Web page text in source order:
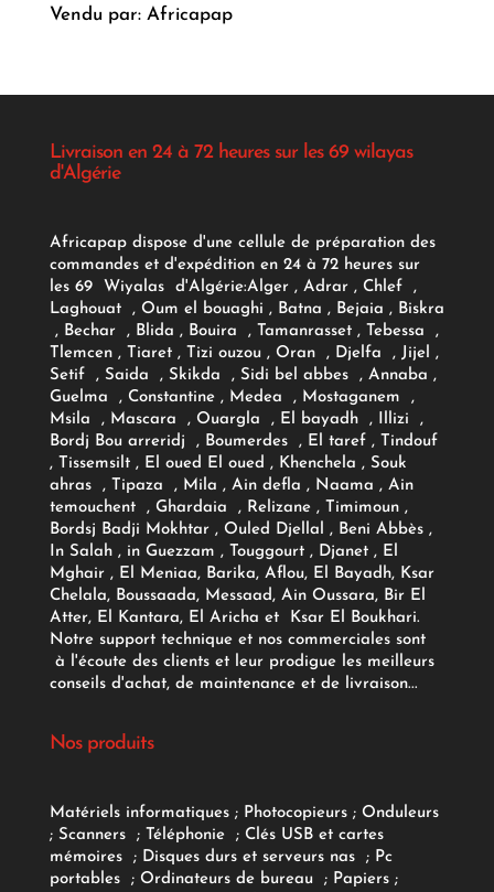
Vendu par: Africapap
Livraison en 24 à 72 heures sur les 69 wilayas
d'Algérie
Africapap dispose d'une cellule de préparation des
commandes et d'expédition en 24 à 72 heures sur
les 69 Wiyalas d'Algérie:Alger , Adrar, Chlef ,
Laghouat , Oum el bouaghi , Batna , Bejaia , Biskra
, Bechar , Blida , Bouira , Tamanrasset , Tebessa ,
Tlemcen , Tiaret , Tizi ouzou , Oran , Djelfa , Jijel ,
Setif , Saida , Skikda , Sidi bel abbes , Annaba ,
Guelma , Constantine , Medea , Mostaganem ,
Msila , Mascara , Ouargla , El bayadh , Illizi ,
Bordj Bou arreridj , Boumerdes , El taref , Tindouf
, Tissemsilt , El oued El oued , Khenchela , Souk
ahras , Tipaza , Mila , Ain defla , Naama , Ain
temouchent , Ghardaia , Relizane , Timimoun ,
Bordsj Badji Mokhtar , Ouled Djellal , Beni Abbès ,
In Salah , in Guezzam , Touggourt , Djanet , El
Mghair , El Meniaa, Barika, Aflou, El Bayadh, Ksar
Chelala, Boussaada, Messaad, Ain Oussara, Bir El
Atter, El Kantara, El Aricha et Ksar El Boukhari.
Notre support technique et nos commerciales sont
à l'écoute des clients et leur prodigue les meilleurs
conseils d'achat, de maintenance et de livraison...
Nos produits
Matériels informatiques; Photocopieurs; Onduleurs
; Scanners ; Téléphonie ; Clés USB et cartes
mémoires
; Disques durs et serveurs nas ; Pc
portables
; Ordinateurs de bureau ; Papiers;